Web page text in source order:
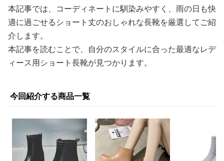
本記事では、コーディネートに馴染みやすく、雨の日も快
適に過ごせるショート丈のおしゃれな長靴を厳選してご紹
介します。
本記事を読むことで、自分のスタイルに合った最適なレデ
ィース用ショート長靴が見つかります。
今回紹介する商品一覧